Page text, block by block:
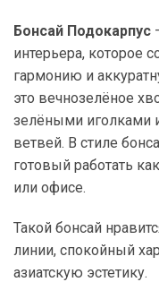
Бонсай Подокарпус
интерьера, которое
гармонию и
это вечнозелёное
зелёными
ветвей. В стиле
готовый работать
или офисе.
Такой бонсай
линии, спокойный
азиатскую эстетику.